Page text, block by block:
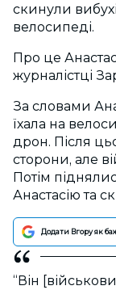
скинули
велосипеді.
Про це
журналістці
За словами
їхала на
дрон. Після
сторони, але
Потім
Анастасію та
Додати Вгору як
“Він